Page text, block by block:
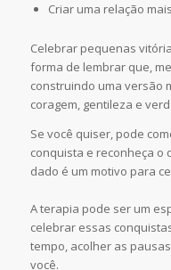
Criar uma relação
Celebrar pequenas
forma de lembrar que,
construindo uma versão
coragem, gentileza e
Se você quiser, pode
conquista e reconheça o
dado é um motivo para
A terapia pode ser um
celebrar essas
tempo, acolher as
você.